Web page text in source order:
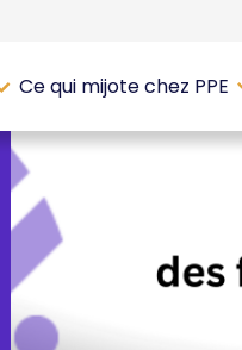
Ce qui mijote chez PPE